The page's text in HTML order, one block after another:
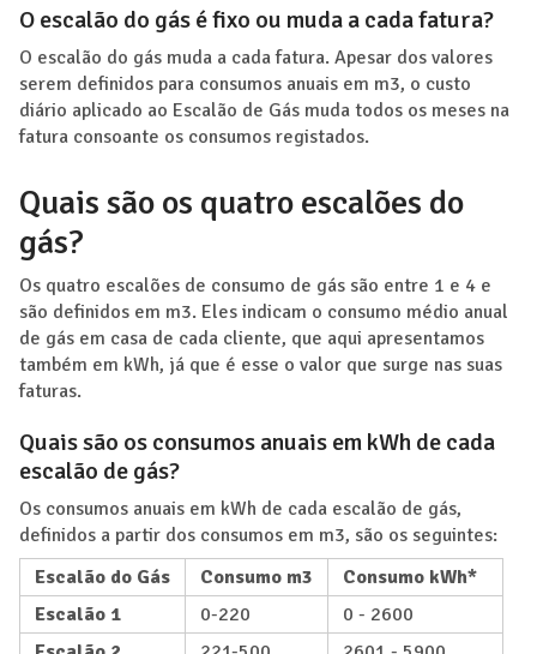
O escalão do gás é fixo ou muda a cada fatura?
O escalão do gás muda a cada fatura. Apesar dos valores
serem definidos para consumos anuais em m3, o custo
diário aplicado ao Escalão de Gás muda todos os meses na
fatura consoante os consumos registados.
Quais são os quatro escalões do
gás?
Os quatro escalões de consumo de gás são entre 1 e 4 e
são definidos em m3. Eles indicam o consumo médio anual
de gás em casa de cada cliente, que aqui apresentamos
também em kWh, já que é esse o valor que surge nas suas
faturas.
Quais são os consumos anuais em kWh de cada
escalão de gás?
Os consumos anuais em kWh de cada escalão de gás,
definidos a partir dos consumos em m3, são os seguintes:
Escalão do Gás
Consumo m3
Consumo kWh*
Escalão 1
0-220
0 - 2600